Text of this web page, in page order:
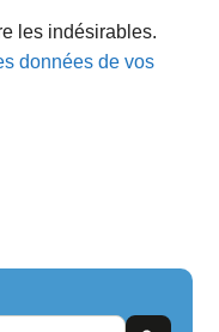
les indésirables.
données de vos